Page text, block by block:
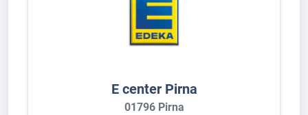
E center Pirna
01796 Pirna